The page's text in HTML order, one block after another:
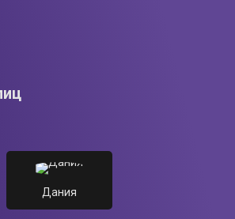
Дания